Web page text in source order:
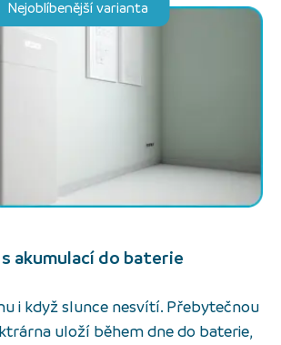
Nejoblíbenější varianta
akumulací do baterie
i když slunce nesvítí. Přebytečnou
uloží během dne do baterie,